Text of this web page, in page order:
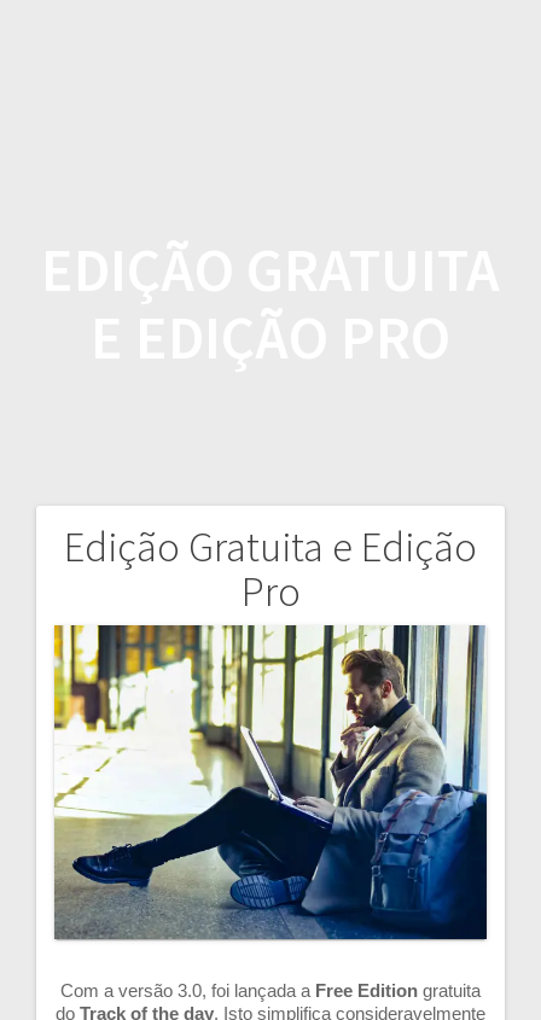
Edição Gratuita e Edição
Pro
Com a versão 3.0, foi lançada a Free Edition gratuita
do Track of the day. Isto simplifica consideravelmente
Navegação
artigos